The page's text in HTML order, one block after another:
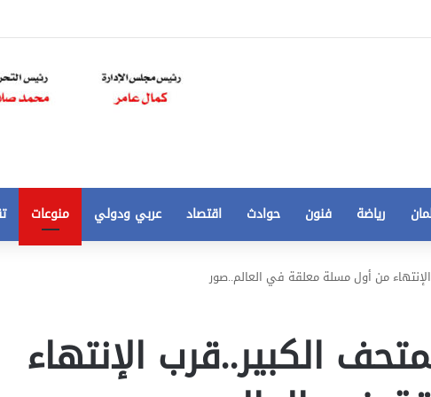
رياضة فنون حوادث اقتصاد عربي ودولي منوعات
من أول مسلة معلقة في العالم..صور
الكبير..قرب الإنتهاءمخالفات
تخفيض
250
الي
50
تخفيض سعر المتر من 250 الي 50 جنيها